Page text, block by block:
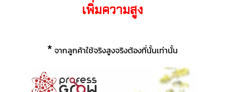
เพิ่มความสูง
* จากลูกค้าใช้จริงสูงจริงต้องที่นั้นเท่านั้น